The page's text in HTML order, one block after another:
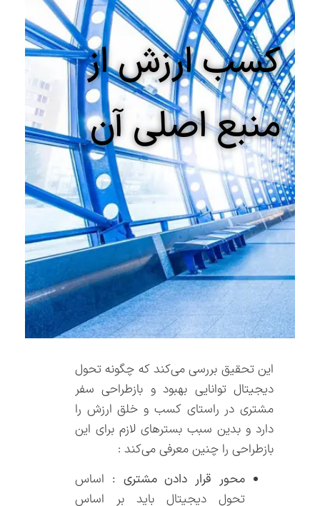
کسب ارزش از
منبع اصلی آن
این تحقیق بررسی می‌کند که چگونه تحول
دیجیتال توانایی بهبود و بازطراحی سفر
مشتری در راستای کسب و خلق ارزش را
دارد و بدین سبب بسترهای لازم برای این
بازطراحی را چنین معرفی می‌کند :
محور قرار دادن مشتری : اساس
تحول دیجیتال باید بر اساس